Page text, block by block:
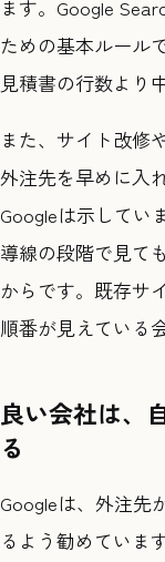
ます。Google
ための基本ルール
見積書の行数より
また、サイト改修
外注先を早めに入
Googleは示してい
導線の段階で見て
からです。既存サ
順番が見えている
良い会社は、
る
Googleは、外注先
るよう勧めていま